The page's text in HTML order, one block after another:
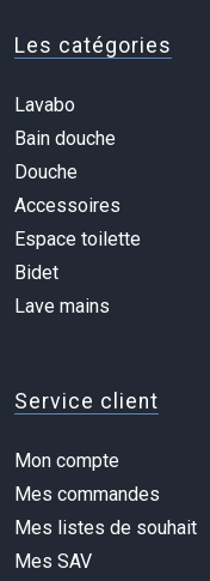
Les catégories
Lavabo
Bain douche
Douche
Accessoires
Espace toilette
Bidet
Lave mains
Service client
Mon compte
Mes commandes
Mes listes de souhait
Mes SAV